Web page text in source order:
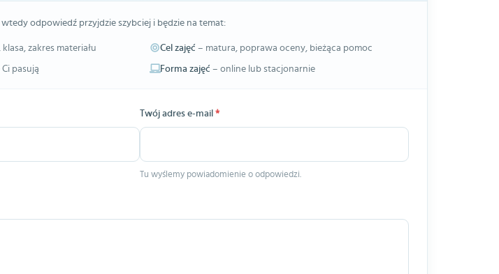
odpowiedź przyjdzie szybciej i będzie na temat:
klasa, zakres materiału Cel zajęć – matura, poprawa oceny, bieżąca pomoc
pasują Forma zajęć – online lub stacjonarnie
Twój adres e-mail *
Tu wyślemy powiadomienie o odpowiedzi.